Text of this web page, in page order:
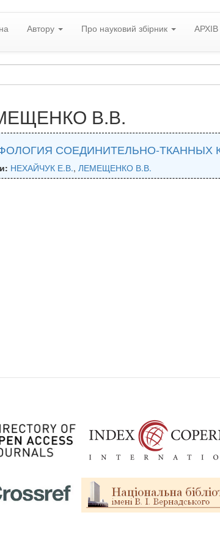
Автору Про науковий збірник АРХІВ
В.В.
СОЕДИНИТЕЛЬНО-ТКАННЫХ
НЕХАЙЧУК Е.В., ЛЕМЕЩЕНКО В.В.